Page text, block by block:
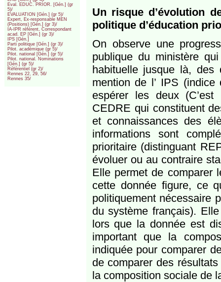
Eval. EDUC. PRIOR. [Gén.] (gr
5)/
EVALUATION [Gén.] (gr 5)/
Expert, Ex-responsable MEN
(Positions) [Gén.] (gr 3)/
IA-IPR référent, Correspondant
acad. EP [Gén.] (gr 3)/
IPS [Gén.]
Parti politique [Gén.] (gr 3)/
Pilot. académique (gr 5)/
Pilot. national [Gén.] (gr 5)/
Pilot. national. Nominations
[Gén.] (gr 5)/
Référentiel (gr 2)/
Rennes 22, 29, 56/
Rennes 35/
Un risque d’évolution
politique d’éducation
On observe une
publique du ministère
habituelle jusque là, des
mention de l’ IPS (indice
espérer les deux
CEDRE qui constituent
et connaissances des
informations sont
prioritaire (distinguant
évoluer ou au contraire
Elle permet de comparer
cette donnée figure, ce
politiquement nécessaire
du système français).
lors que la donnée est
important que la
indiquée pour comparer
de comparer des
la composition sociale de